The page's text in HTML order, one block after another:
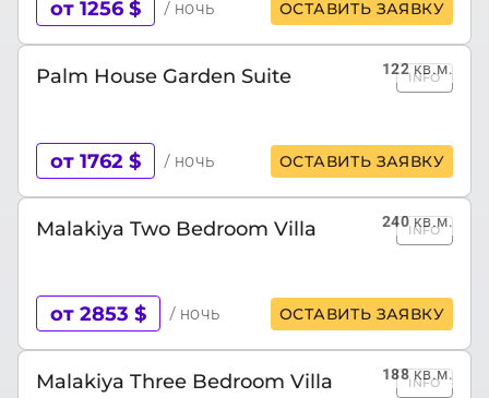
от 1256 $ / ночь ОСТАВИТЬ ЗАЯВКУ
122кв.м.
Palm House Garden Suite INFO
от 1762 $ / ночь ОСТАВИТЬ ЗАЯВКУ
240кв.м.
Malakiya Two Bedroom Villa INFO
от 2853 $ / ночь ОСТАВИТЬ ЗАЯВКУ
188кв.м.
Malakiya Three Bedroom Villa INFO